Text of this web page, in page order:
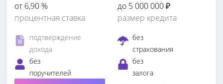
от 6,90 %
процентная ставка
до 5 000 000 ₽
размер кредита
подтверждение
дохода
без
страхования
без
поручителей
без
залога